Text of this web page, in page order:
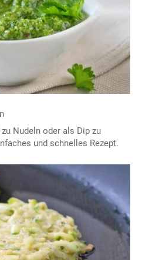
Nudeln oder als Dip zu
und schnelles Rezept.